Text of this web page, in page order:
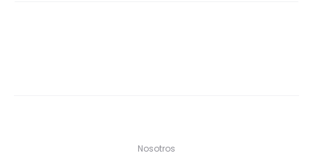
Nosotros